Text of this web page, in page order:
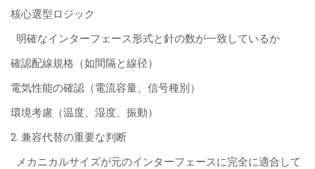
核心選型ロジック
明確なインターフェース形式と針の数が一致しているか
確認配線規格（如間隔と線径）
電気性能の確認（電流容量、信号種別）
環境考慮（温度、湿度、振動）
2. 兼容代替の重要な判断
メカニカルサイズが元のインターフェースに完全に適合して